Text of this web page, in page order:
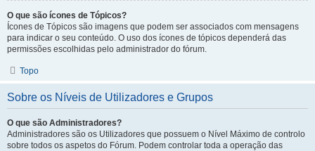
O que são ícones de Tópicos?
Ícones de Tópicos são imagens que podem ser associados com mensagens
para indicar o seu conteúdo. O uso dos ícones de tópicos dependerá das
permissões escolhidas pelo administrador do fórum.
Topo
Sobre os Níveis de Utilizadores e Grupos
O que são Administradores?
Administradores são os Utilizadores que possuem o Nível Máximo de controlo
sobre todos os aspetos do Fórum. Podem controlar toda a operação das